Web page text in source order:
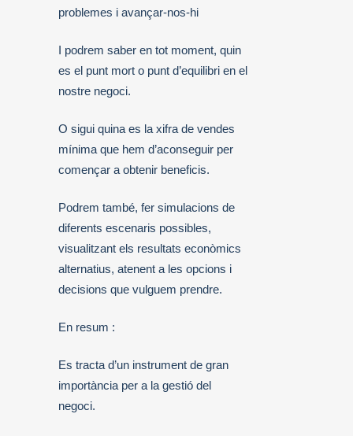
problemes i avançar-nos-hi
I podrem saber en tot moment, quin
es el punt mort o punt d’equilibri en el
nostre negoci.
O sigui quina es la xifra de vendes
mínima que hem d’aconseguir per
començar a obtenir beneficis.
Podrem també, fer simulacions de
diferents escenaris possibles,
visualitzant els resultats econòmics
alternatius, atenent a les opcions i
decisions que vulguem prendre.
En resum :
Es tracta d’un instrument de gran
importància per a la gestió del
negoci.